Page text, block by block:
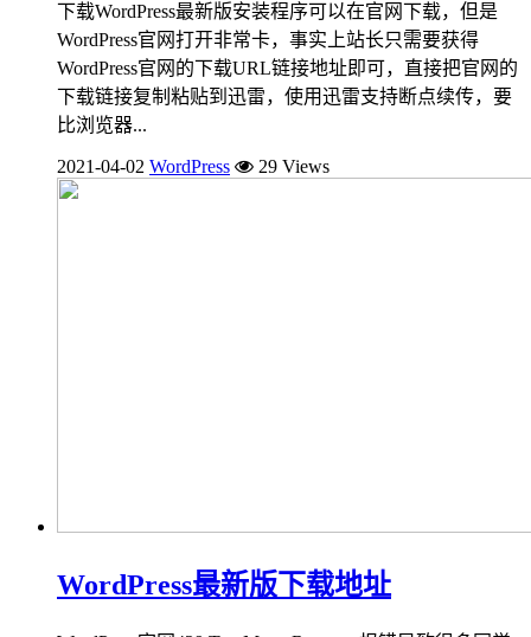
下载WordPress最新版安装程序可以在官网下载，但是
WordPress官网打开非常卡，事实上站长只需要获得
WordPress官网的下载URL链接地址即可，直接把官网的
下载链接复制粘贴到迅雷，使用迅雷支持断点续传，要
比浏览器...
2021-04-02 WordPress 29 Views
WordPress最新版下载地址